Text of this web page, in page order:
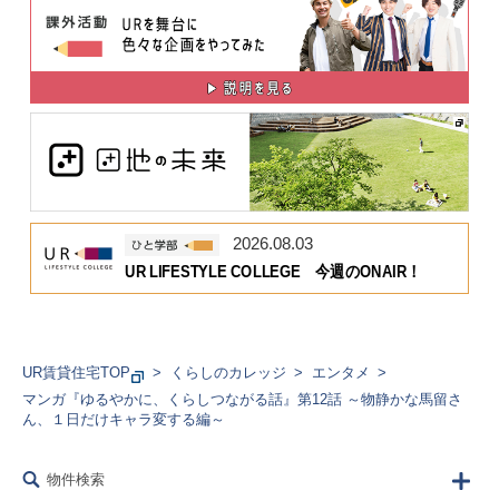
2026.08.03
UR LIFESTYLE COLLEGE 今週のONAIR！
UR賃貸住宅TOP くらしのカレッジ
エンタメ
マンガ『ゆるやかに、くらしつながる話』第12話 ～物静かな馬留さ
ん、１日だけキャラ変する編～
物件検索